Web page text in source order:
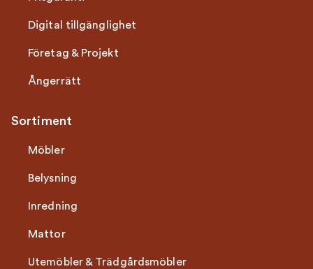
Digital tillgänglighet
Företag & Projekt
Ångerrätt
Sortiment
Möbler
Belysning
Inredning
Mattor
Utemöbler & Trädgårdsmöbler